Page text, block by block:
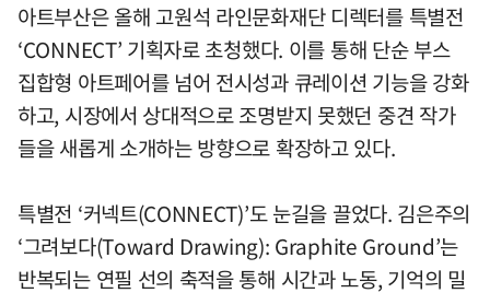
아트부산은 올해 고원석 라인문화재단 디렉터를 특별전
‘CONNECT’ 기획자로 초청했다. 이를 통해 단순 부스
집합형 아트페어를 넘어 전시성과 큐레이션 기능을 강화
하고, 시장에서 상대적으로 조명받지 못했던 중견 작가
들을 새롭게 소개하는 방향으로 확장하고 있다.
특별전 ‘커넥트(CONNECT)’도 눈길을 끌었다. 김은주의
‘그려보다(Toward Drawing): Graphite Ground’는
반복되는 연필 선의 축적을 통해 시간과 노동, 기억의 밀